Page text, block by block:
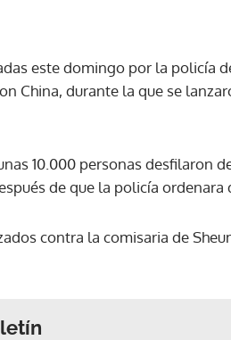
este domingo por la policía
China, durante la que se
10.000 personas desfilaron
de que la policía ordenara
contra la comisaria de